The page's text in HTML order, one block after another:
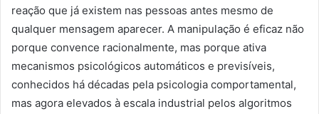
reação que já existem nas pessoas antes mesmo de
qualquer mensagem aparecer. A manipulação é eficaz não
porque convence racionalmente, mas porque ativa
mecanismos psicológicos automáticos e previsíveis,
conhecidos há décadas pela psicologia comportamental,
mas agora elevados à escala industrial pelos algoritmos